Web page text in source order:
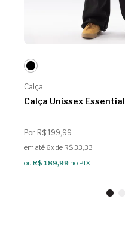
Calça
Calça Unissex Essential
Por R$ 199,99
em até 6x de R$ 33,33
ou R$ 189,99 no PIX